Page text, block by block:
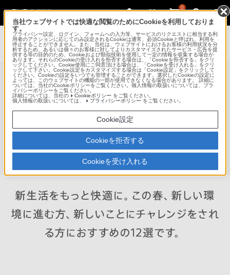
0
当社ウェブサイトでは快適な閲覧のためにCookieを利用しておりま
す。
プライバシー設定、ログイン、フォームへの入力等、サービスのリクエストに相当する利
用者のアクションに応じてのみ設定されるCookieは通常、必須Cookieと呼ばれ、利用を
停止することができません。また、当社は、ウェブサイトにおけるお客様の利用状況を分
析するため、あるいは個々のお客様に対してよりカスタマイズされたサービス・広告を提
供する等の目的のため、Cookieおよび類似技術を使用して一定の情報を収集する場合が
あります。それらのCookieの受け入れを拒否する場合は、「Cookieを拒否する」をクリ
ックしてください。Cookie使用にご同意頂ける場合は、「Cookieを受け入れる」をクリ
ックして下さい。Cookie設定をカスタマイズする場合は「Cookie設定」をクリックして
ください。Cookieの設定をいつでも管理することができます。選択したCookieの設定に
よっては、このウェブサイトの機能の一部が使用できなくなる場合があります。 詳細に
ついては、当社のCookieポリシーをご覧ください。個人情報の取扱いについては、プラ
イバシーポリシーをご覧ください。
詳細については、当社の
Cookieポリシー をご覧ください。
個人情報の取扱いについては、
プライバシーポリシー をご覧ください。
Cookie設定
Cookieを拒否する
Cookieを受け入れる